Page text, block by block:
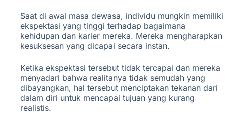
Saat di awal masa dewasa, individu mungkin memiliki
ekspektasi yang tinggi terhadap bagaimana
kehidupan dan karier mereka. Mereka mengharapkan
kesuksesan yang dicapai secara instan.
Ketika ekspektasi tersebut tidak tercapai dan mereka
menyadari bahwa realitanya tidak semudah yang
dibayangkan, hal tersebut menciptakan tekanan dari
dalam diri untuk mencapai tujuan yang kurang
realistis.